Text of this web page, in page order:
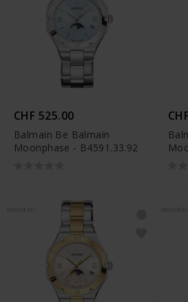
CHF 525.00
Balmain Be Balmain
Moonphase - B4591.33.92